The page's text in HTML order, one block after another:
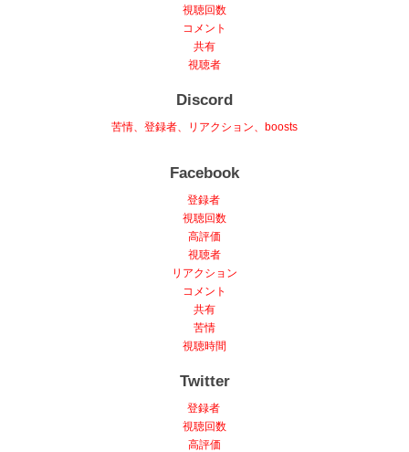
視聴回数
コメント
共有
視聴者
Discord
苦情、登録者、リアクション、boosts
Facebook
登録者
視聴回数
高評価
視聴者
リアクション
コメント
共有
苦情
視聴時間
Twitter
登録者
視聴回数
高評価